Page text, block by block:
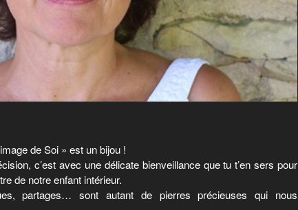
de Soi » est un bijou !
c’est avec une délicate bienveillance que tu t’en sers pour
de notre enfant intérieur.
partages… sont autant de pierres précieuses qui nous